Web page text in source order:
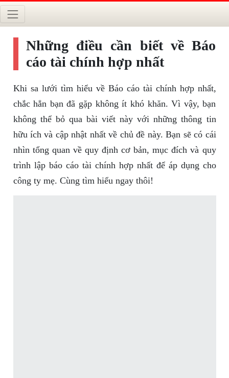
Những điều cần biết về Báo
cáo tài chính hợp nhất
Khi sa lưới tìm hiểu về Báo cáo tài chính hợp nhất,
chắc hẳn bạn đã gặp không ít khó khăn. Vì vậy, bạn
không thể bỏ qua bài viết này với những thông tin
hữu ích và cập nhật nhất về chủ đề này. Bạn sẽ có cái
nhìn tổng quan về quy định cơ bản, mục đích và quy
trình lập báo cáo tài chính hợp nhất để áp dụng cho
công ty mẹ. Cùng tìm hiểu ngay thôi!